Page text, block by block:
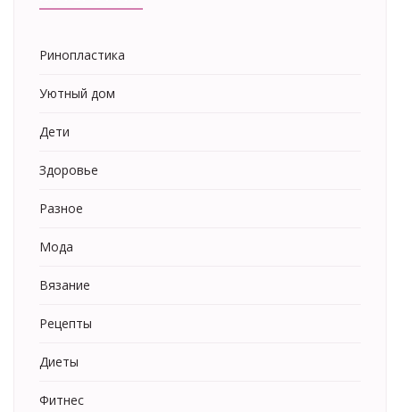
Ринопластика
Уютный дом
Дети
Здоровье
Разное
Мода
Вязание
Рецепты
Диеты
Фитнес